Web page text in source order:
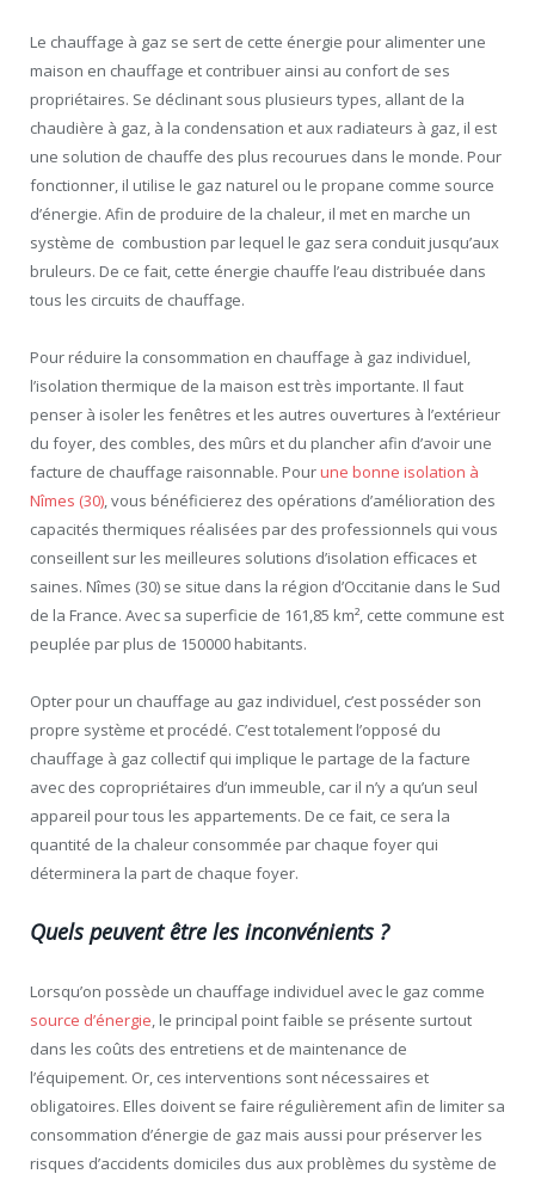
Le chauffage à gaz se sert de cette énergie pour alimenter une
maison en chauffage et contribuer ainsi au confort de ses
propriétaires. Se déclinant sous plusieurs types, allant de la
chaudière à gaz, à la condensation et aux radiateurs à gaz, il est
une solution de chauffe des plus recourues dans le monde. Pour
fonctionner, il utilise le gaz naturel ou le propane comme source
d’énergie. Afin de produire de la chaleur, il met en marche un
système de combustion par lequel le gaz sera conduit jusqu’aux
bruleurs. De ce fait, cette énergie chauffe l’eau distribuée dans
tous les circuits de chauffage.
Pour réduire la consommation en chauffage à gaz individuel,
l’isolation thermique de la maison est très importante. Il faut
penser à isoler les fenêtres et les autres ouvertures à l’extérieur
du foyer, des combles, des mûrs et du plancher afin d’avoir une
facture de chauffage raisonnable. Pourune bonne isolation à
Nîmes (30), vous bénéficierez des opérations d’amélioration des
capacités thermiques réalisées par des professionnels qui vous
conseillent sur les meilleures solutions d’isolation efficaces et
saines. Nîmes (30) se situe dans la région d’Occitanie dans le Sud
de la France. Avec sa superficie de 161,85 km², cette commune est
peuplée par plus de 150000 habitants.
Opter pour un chauffage au gaz individuel, c’est posséder son
propre système et procédé. C’est totalement l’opposé du
chauffage à gaz collectif qui implique le partage de la facture
avec des copropriétaires d’un immeuble, car il n’y a qu’un seul
appareil pour tous les appartements. De ce fait, ce sera la
quantité de la chaleur consommée par chaque foyer qui
déterminera la part de chaque foyer.
Quels peuvent être les inconvénients ?
Lorsqu’on possède un chauffage individuel avec le gaz comme
source d’énergie, le principal point faible se présente surtout
dans les coûts des entretiens et de maintenance de
l’équipement. Or, ces interventions sont nécessaires et
obligatoires. Elles doivent se faire régulièrement afin de limiter sa
consommation d’énergie de gaz mais aussi pour préserver les
risques d’accidents domiciles dus aux problèmes du système de